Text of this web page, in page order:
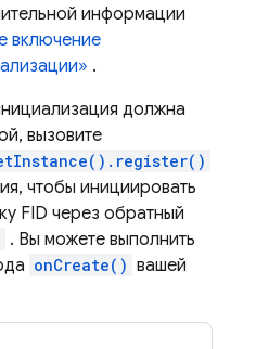
информации
включение
.
должна
вызовите
чтобы инициировать
FID через обратный
. Вы можете выполнить
onCreate() вашей